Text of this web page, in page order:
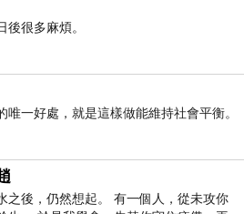
很多麻煩。
一好處，就是這樣做能維持社會平衡。
之後，仍然想起。 有一個人，從未攻你